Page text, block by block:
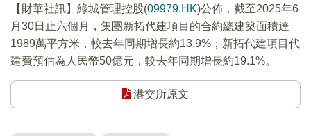
【財華社訊】綠城管理控股(09979.HK)公佈，截至2025年6
月30日止六個月，集團新拓代建項目的合約總建築面積達
1989萬平方米，較去年同期增長約13.9%；新拓代建項目代
建費預估為人民幣50億元，較去年同期增長約19.1%。
港交所原文